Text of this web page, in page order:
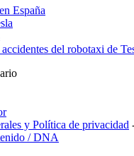
España
del robotaxi de
y Política de privacidad
/ DNA